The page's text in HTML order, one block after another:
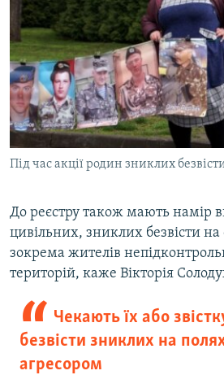
Під час акції родин зниклих
До реєстру також мають намір
цивільних, зниклих безвісти на
зокрема жителів
територій, каже Вікторія
Чекають їх або
безвісти зниклих на
агресором